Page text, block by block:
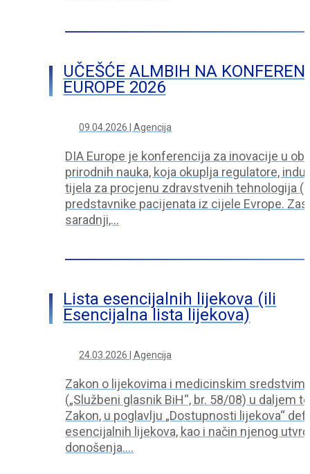
UČEŠĆE ALMBIH NA
EUROPE 2026
09.04.2026 | Agencija
DIA Europe je konferencija za inovacije u
prirodnih nauka, koja okuplja regulatore,
tijela za procjenu zdravstvenih tehnologija
predstavnike pacijenata iz cijele Evrope.
saradnji,…
Lista esencijalnih lijekova (ili
Esencijalna lista lijekova)
24.03.2026 | Agencija
Zakon o lijekovima i medicinskim
(„Službeni glasnik BiH“, br. 58/08) u daljem
Zakon, u poglavlju „Dostupnosti lijekova“
esencijalnih lijekova, kao i način njenog
donošenja….